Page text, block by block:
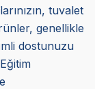
tuvalet
genellikle
dostunuzu